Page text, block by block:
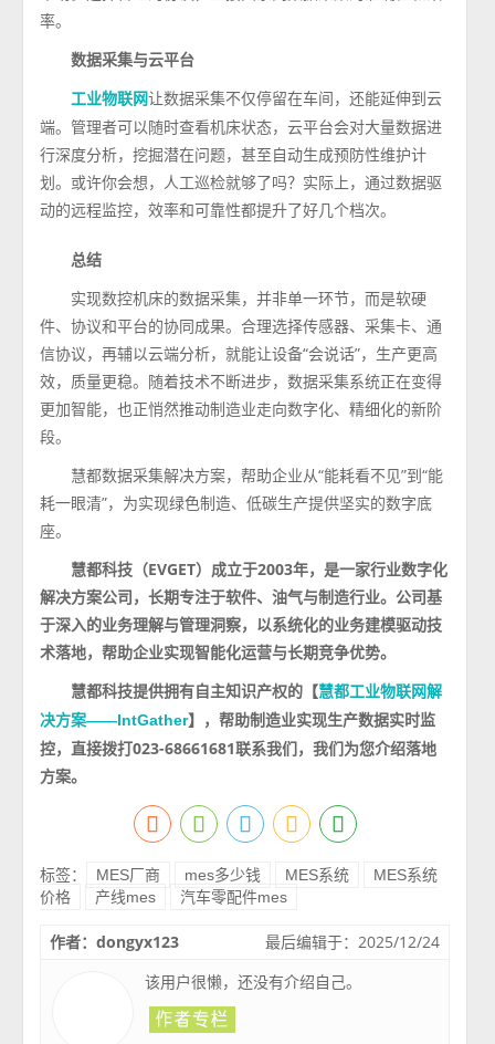
率。
数据采集与云平台
工业物联网让数据采集不仅停留在车间，还能延伸到云
端。管理者可以随时查看机床状态，云平台会对大量数据进
行深度分析，挖掘潜在问题，甚至自动生成预防性维护计
划。或许你会想，人工巡检就够了吗？实际上，通过数据驱
动的远程监控，效率和可靠性都提升了好几个档次。
总结
实现数控机床的数据采集，并非单一环节，而是软硬
件、协议和平台的协同成果。合理选择传感器、采集卡、通
信协议，再辅以云端分析，就能让设备“会说话”，生产更高
效，质量更稳。随着技术不断进步，数据采集系统正在变得
更加智能，也正悄然推动制造业走向数字化、精细化的新阶
段。
慧都数据采集解决方案，帮助企业从“能耗看不见”到“能
耗一眼清”，为实现绿色制造、低碳生产提供坚实的数字底
座。
慧都科技（EVGET）成⽴于2003年，是⼀家⾏业数字化
解决⽅案公司，⻓期专注于软件、油⽓与制造⾏业。公司基
于深⼊的业务理解与管理洞察，以系统化的业务建模驱动技
术落地，帮助企业实现智能化运营与⻓期竞争优势。
慧都科技提供拥有自主知识产权的【慧都工业物联网解
决方案——IntGather】，帮助制造业实现生产数据实时监
控，直接拨打023-68661681联系我们，我们为您介绍落地
方案。
标签： MES厂商 mes多少钱 MES系统
MES系统
价格
产线mes 汽车零配件mes
最后编辑于：2025/12/24
作者：dongyx123
该用户很懒，还没有介绍自己。